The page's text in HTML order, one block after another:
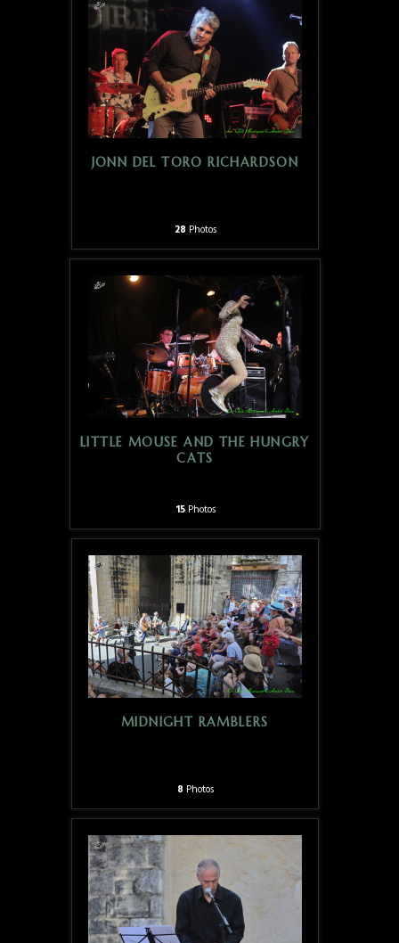
JONN DEL TORO RICHARDSON
28 Photos
LITTLE MOUSE AND THE HUNGRY
CATS
15Photos
MIDNIGHT RAMBLERS
8 Photos